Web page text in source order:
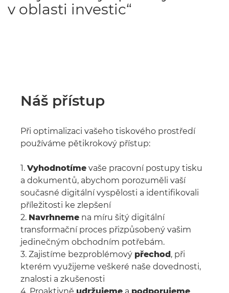
v oblasti investic“
Náš přístup
Při optimalizaci vašeho tiskového prostředí
používáme pětikrokový přístup:
1. Vyhodnotíme vaše pracovní postupy tisku
a dokumentů, abychom porozuměli vaší
současné digitální vyspělosti a identifikovali
příležitosti ke zlepšení
2. Navrhneme na míru šitý digitální
transformační proces přizpůsobený vašim
jedinečným obchodním potřebám.
3. Zajistíme bezproblémový přechod , při
kterém využijeme veškeré naše dovednosti,
znalosti a zkušenosti